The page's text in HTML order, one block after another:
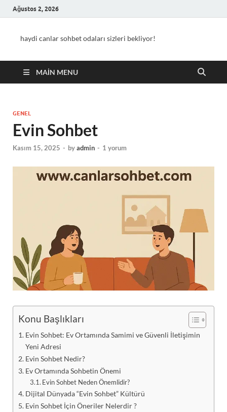
Ağustos 2, 2026
haydi canlar sohbet odaları sizleri bekliyor!
MAIN MENU
GENEL
Evin Sohbet
Kasım 15, 2025 - byadmin - 1 yorum
Konu Başlıkları
Evin Sohbet: Ev Ortamında Samimi ve Güvenli İletişimin
Yeni Adresi
Evin Sohbet Nedir?
Ev Ortamında Sohbetin Önemi
Evin Sohbet Neden Önemlidir?
Dijital Dünyada “Evin Sohbet” Kültürü
Evin Sohbet İçin Öneriler Nelerdir ?